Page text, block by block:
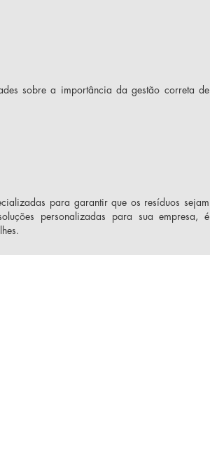
sobre a importância da gestão correta de
para garantir que os resíduos sejam
personalizadas para sua empresa, é